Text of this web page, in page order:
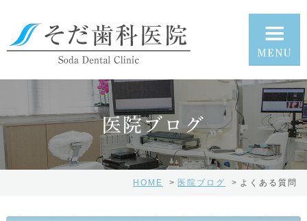
医院ブログ
HOME 医院ブログ よくある質問